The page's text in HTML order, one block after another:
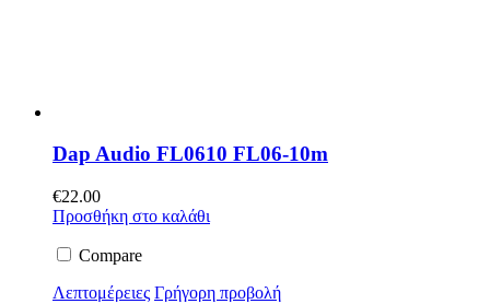
Dap Audio FL0610 FL06-10m
€22.00
Προσθήκη στο καλάθι
Compare
Λεπτομέρειες Γρήγορη προβολή